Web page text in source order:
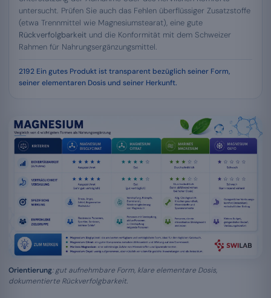
untersucht. Prüfen Sie auch das Fehlen überflüssiger Zusatzstoffe
(etwa Trennmittel wie Magnesiumstearat), eine gute
Rückverfolgbarkeit und die Konformität mit dem Schweizer
Rahmen für Nahrungsergänzungsmittel.
Ein gutes Produkt ist transparent bezüglich seiner Form,
seiner elementaren Dosis und seiner Herkunft.
Orientierung: gut aufnehmbare Form, klare elementare Dosis,
dokumentierte Rückverfolgbarkeit.